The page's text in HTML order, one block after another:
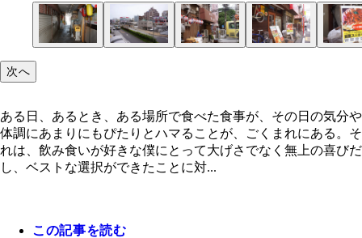
次へ
ある日、あるとき、ある場所で食べた食事が、その日の気分や
体調にあまりにもぴたりとハマることが、ごくまれにある。そ
れは、飲み食いが好きな僕にとって大げさでなく無上の喜びだ
し、ベストな選択ができたことに対...
この記事を読む